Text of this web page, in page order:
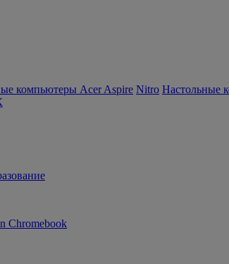
компьютеры Acer Aspire Nitro Настольные
Chromebook